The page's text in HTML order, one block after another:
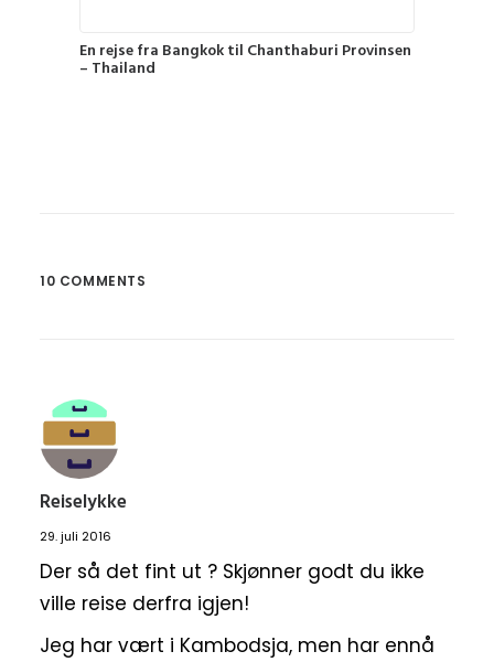
En rejse fra Bangkok til Chanthaburi Provinsen
– Thailand
10 COMMENTS
Reiselykke
29. juli 2016
Der så det fint ut ? Skjønner godt du ikke
ville reise derfra igjen!
Jeg har vært i Kambodsja, men har ennå